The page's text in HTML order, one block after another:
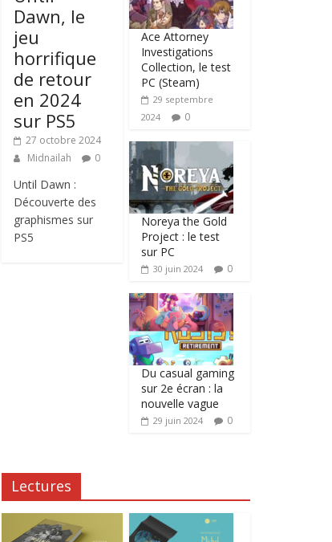
Dawn, le
jeu
horrifique
de retour
en 2024
sur PS5
27 octobre 2024
Midnailah
0
Until Dawn :
Découverte des
graphismes sur
PS5
Ace Attorney
Investigations
Collection, le test
PC (Steam)
29 septembre
2024
0
Noreya the Gold
Project : le test
sur PC
30 juin 2024 0
Du casual gaming
sur 2e écran : la
nouvelle vague
29 juin 2024 0
Lectures